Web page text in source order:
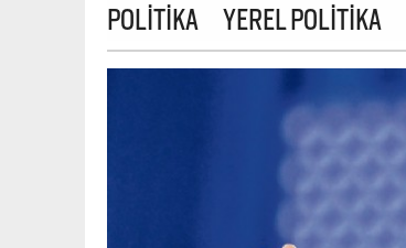
POLİTİKA YEREL POLİTİKA